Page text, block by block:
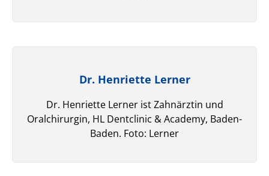
Dr. Henriette Lerner
Dr. Henriette Lerner ist Zahnärztin und
Oralchirurgin, HL Dentclinic & Academy, Baden-
Baden. Foto: Lerner